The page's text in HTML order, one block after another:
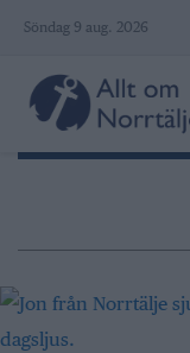
Skip
content
Söndag 9 aug. 2026